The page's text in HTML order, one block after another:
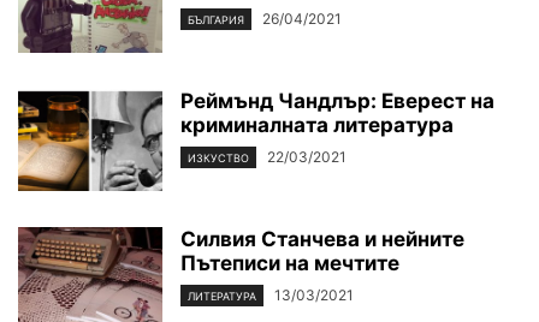
БЪЛГАРИЯ 26/04/2021
Реймънд Чандлър: Еверест на
криминалната литература
ИЗКУСТВО 22/03/2021
Силвия Станчева и нейните
Пътеписи на мечтите
ЛИТЕРАТУРА 13/03/2021